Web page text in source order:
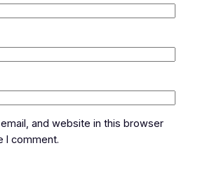
and website in this browser
I comment.